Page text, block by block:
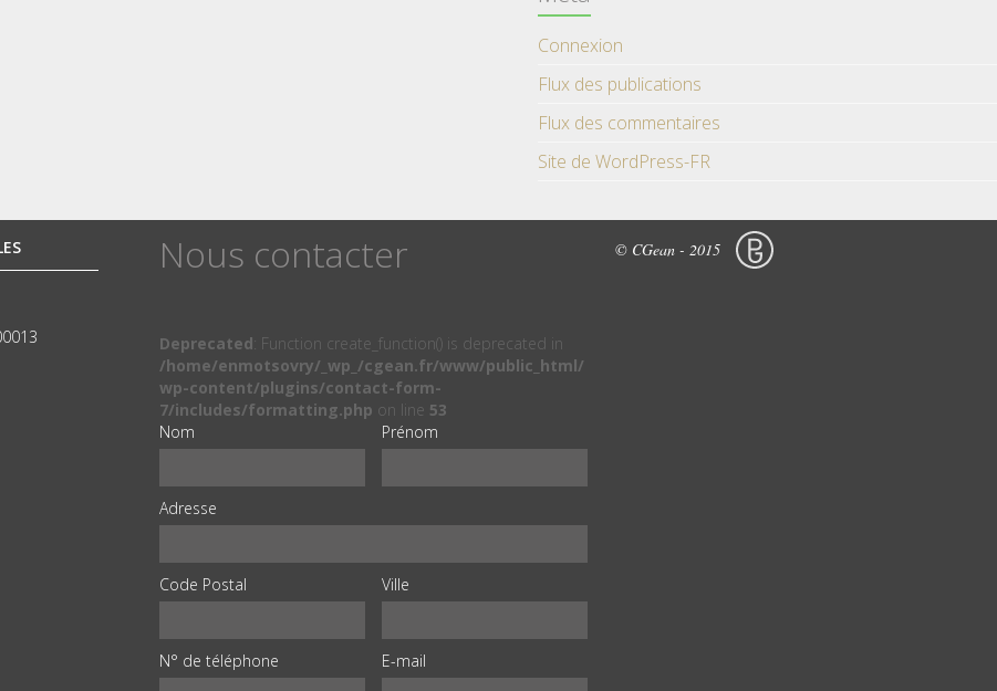
Connexion
Flux des publications
Flux des commentaires
Site de WordPress-FR
Nous contacter
Deprecated: Function create_function() is deprecated in
/home/enmotsovry/_wp_/cgean.fr/www/public_html/
wp-content/plugins/contact-form-
7/includes/formatting.php on line 53
Nom
Prénom
Adresse
Code Postal Ville
N° de téléphone E-mail
© CGean - 2015